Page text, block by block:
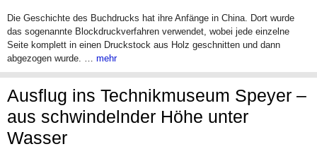
Die Geschichte des Buchdrucks hat ihre Anfänge in China. Dort wurde
das sogenannte Blockdruckverfahren verwendet, wobei jede einzelne
Seite komplett in einen Druckstock aus Holz geschnitten und dann
abgezogen wurde. … mehr
Ausflug ins Technikmuseum Speyer –
aus schwindelnder Höhe unter
Wasser